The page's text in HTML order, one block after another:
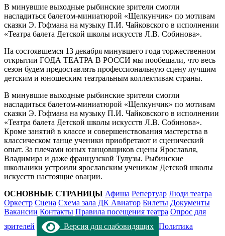
В минувшие выходные рыбинские зрители смогли
насладиться балетом-миниатюрой «Щелкунчик» по мотивам
сказки Э. Гофмана на музыку П.И. Чайковского в исполнении
«Театра балета Детской школы искусств Л.В. Собинова».
На состоявшемся 13 декабря минувшего года торжественном
открытии ГОДА ТЕАТРА В РОССИ мы пообещали, что весь
сезон будем предоставлять профессиональную сцену лучшим
детским и юношеским театральным коллективам страны.
В минувшие выходные рыбинские зрители смогли
насладиться балетом-миниатюрой «Щелкунчик» по мотивам
сказки Э. Гофмана на музыку П.И. Чайковского в исполнении
«Театра балета Детской школы искусств Л.В. Собинова».
Кроме занятий в классе и совершенствования мастерства в
классическом танце ученики приобретают и сценический
опыт. За плечами юных танцовщиков сцены Ярославля,
Владимира и даже французской Тулузы. Рыбинские
школьники устроили ярославским ученикам Детской школы
искусств настоящие овации.
ОСНОВНЫЕ СТРАНИЦЫ Афиша Репертуар Люди театра
Оркестр Сцена Схема зала ДК Авиатор Билеты Документы
Вакансии Контакты Правила посещения театра Опрос для
зрителей
Версия для слабовидящих Политика